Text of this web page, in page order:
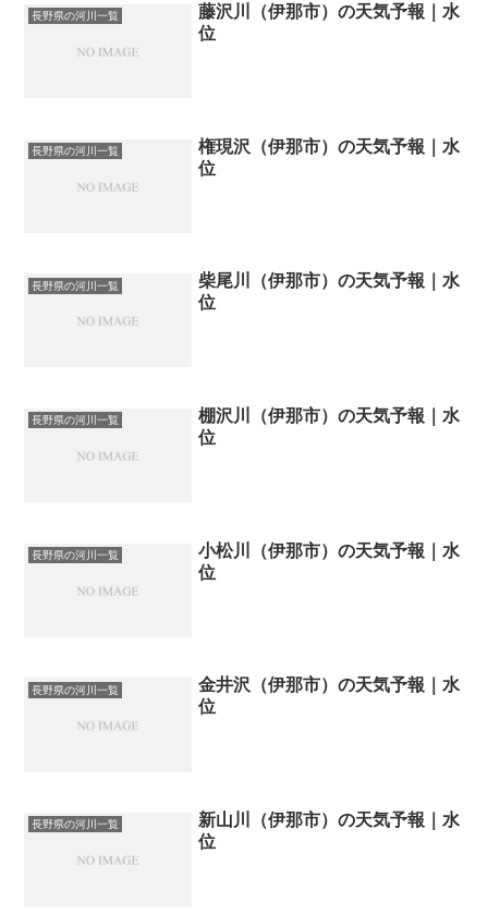
長野県の河川一覧
藤沢川（伊那市）の天気予報｜水
位
長野県の河川一覧
権現沢（伊那市）の天気予報｜水
位
長野県の河川一覧
柴尾川（伊那市）の天気予報｜水
位
長野県の河川一覧
棚沢川（伊那市）の天気予報｜水
位
長野県の河川一覧
小松川（伊那市）の天気予報｜水
位
長野県の河川一覧
金井沢（伊那市）の天気予報｜水
位
長野県の河川一覧
新山川（伊那市）の天気予報｜水
位